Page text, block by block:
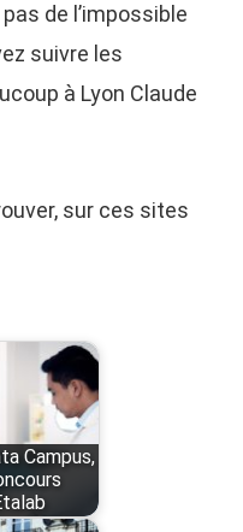
de l’impossible
suivre les
à Lyon Claude
sur ces sites
Campus,